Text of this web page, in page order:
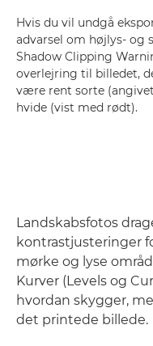
Hvis du vil undgå
advarsel om højlys- og
Shadow Clipping
overlejring til billedet,
være rent sorte
hvide (vist med rødt).
Landskabsfotos
kontrastjusteringer
mørke og lyse
Kurver (Levels og
hvordan skygger,
det printede billede.